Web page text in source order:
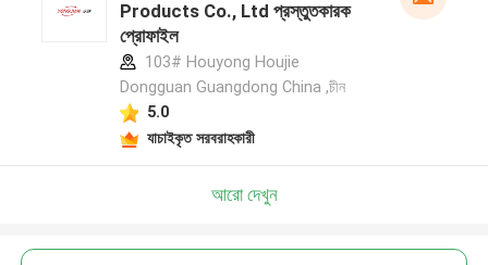
Products Co., Ltd প্রস্তুতকারক
প্রোফাইল
103# Houyong Houjie
Dongguan Guangdong China ,চীন
5.0
যাচাইকৃত সরবরাহকারী
আরো দেখুন